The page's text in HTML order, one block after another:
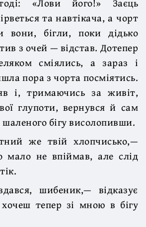
та навтікача, а чорт
вони, бігли, поки дідько
з очей — відстав. Дотепер
сміялись, а зараз і
пора з чорта посміятись.
і, тримаючись за живіт,
глупоти, вернувся й сам
шаленого бігу висолопивши.
же твій хлопчисько,—
не впіймав, але слід
шибеник,— відказує
тепер зі мною в бігу